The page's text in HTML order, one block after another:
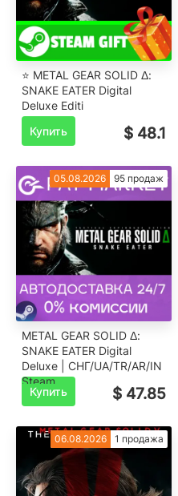
⭐️ METAL GEAR SOLID Δ:
SNAKE EATER Digital
Deluxe Editi
Купить
$ 48.1
05.08.2026 95 продаж
METAL GEAR SOLID Δ:
SNAKE EATER Digital
Deluxe | СНГ/UA/TR/AR/IN
Steam
Купить $ 47.85
06.08.2026 1 продажа